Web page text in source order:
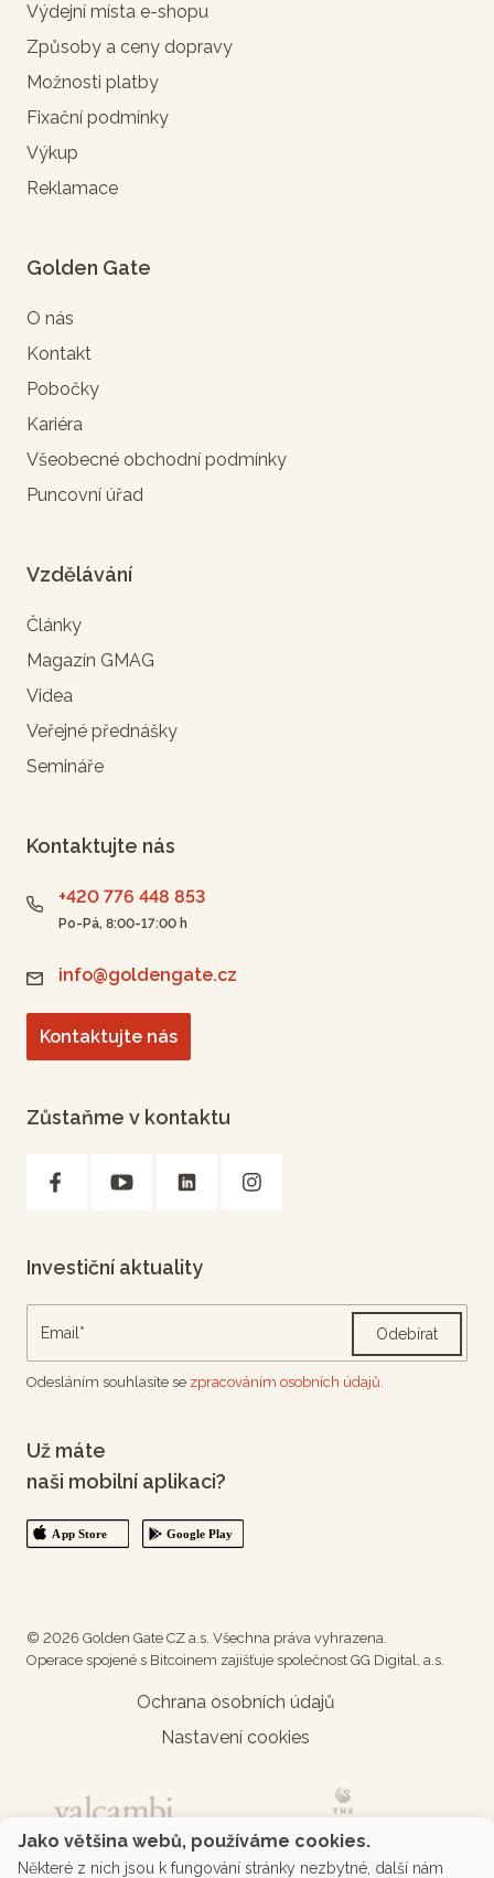
Výdejní místa e-shopu
Způsoby a ceny dopravy
Možnosti platby
Fixační podmínky
Výkup
Reklamace
Golden Gate
O nás
Kontakt
Pobočky
Kariéra
Všeobecné obchodní podmínky
Puncovní úřad
Vzdělávání
Články
Magazín GMAG
Videa
Veřejné přednášky
Semináře
Kontaktujte nás
+420 776 448 853
Po-Pá, 8:00-17:00 h
info@goldengate.cz
Kontaktujte nás
Zůstaňme v kontaktu
Investiční aktuality
Odebírat
Odesláním souhlasíte se zpracováním osobních údajů.
Už máte
naši mobilní aplikaci?
© 2026 Golden Gate CZ a.s. Všechna práva vyhrazena.
Operace spojené s Bitcoinem zajišťuje společnost GG Digital, a.s.
Ochrana osobních údajů
Nastavení cookies
Jako většina webů, používáme cookies.
Některé z nich jsou k fungování stránky nezbytné, další nám